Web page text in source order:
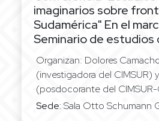
imaginarios sobre
Sudamérica" En el
Seminario de
Organizan: Dolores
(investigadora del CIMSUR)
(posdocorante del CIMSUR-
Sede: Sala Otto Schumann